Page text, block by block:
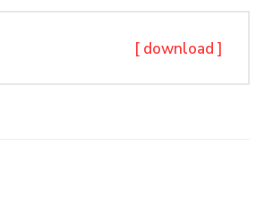
[ download ]